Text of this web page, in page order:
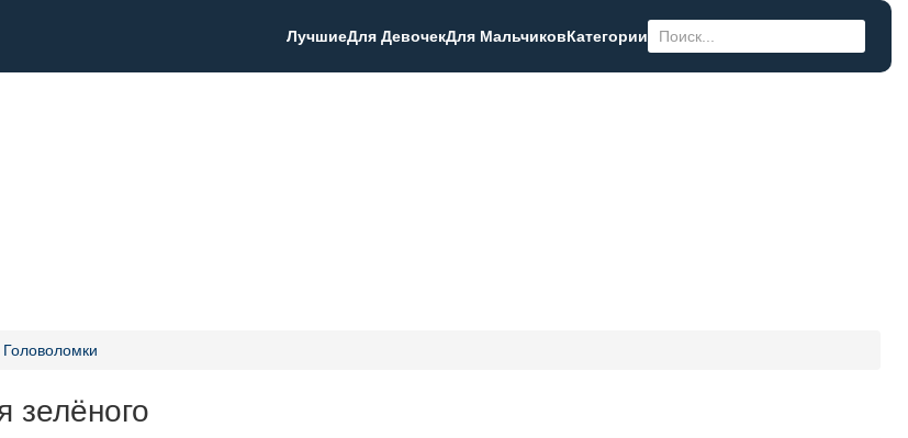
ЛучшиеДля ДевочекДля МальчиковКатегории
Головоломки
зелёного